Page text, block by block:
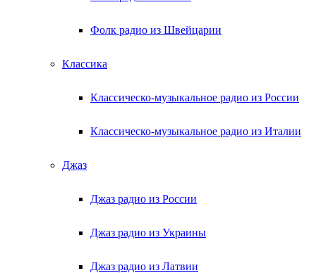
Фолк радио из Швейцарии
Классика
Классическо-музыкальное радио из России
Классическо-музыкальное радио из Италии
Джаз
Джаз радио из России
Джаз радио из Украины
Джаз радио из Латвии